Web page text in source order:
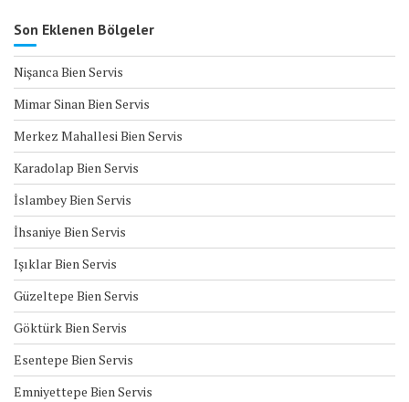
Son Eklenen Bölgeler
Nişanca Bien Servis
Mimar Sinan Bien Servis
Merkez Mahallesi Bien Servis
Karadolap Bien Servis
İslambey Bien Servis
İhsaniye Bien Servis
Işıklar Bien Servis
Güzeltepe Bien Servis
Göktürk Bien Servis
Esentepe Bien Servis
Emniyettepe Bien Servis